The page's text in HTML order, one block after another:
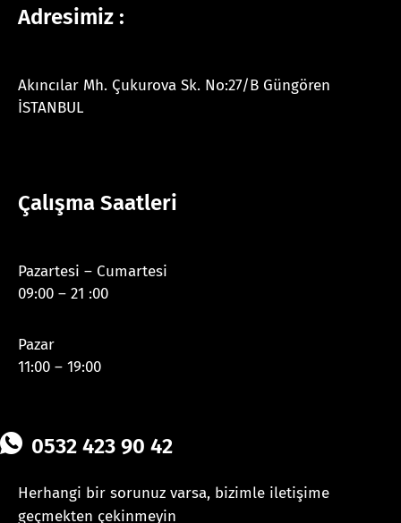
Adresimiz :
Akıncılar Mh. Çukurova Sk. No:27/B Güngören
İSTANBUL
Çalışma Saatleri
Pazartesi – Cumartesi
09:00 – 21 :00
Pazar
11:00 – 19:00
0532 423 90 42
Herhangi bir sorunuz varsa, bizimle iletişime
geçmekten çekinmeyin